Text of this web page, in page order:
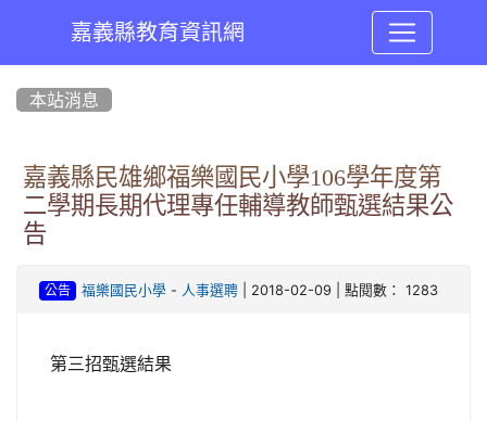
嘉義縣教育資訊網
本站消息
嘉義縣民雄鄉福樂國民小學106學年度第
二學期長期代理專任輔導教師甄選結果公
告
公告 福樂國民小學- 人事選聘| 2018-02-09 | 點閱數： 1283
第三招甄選結果